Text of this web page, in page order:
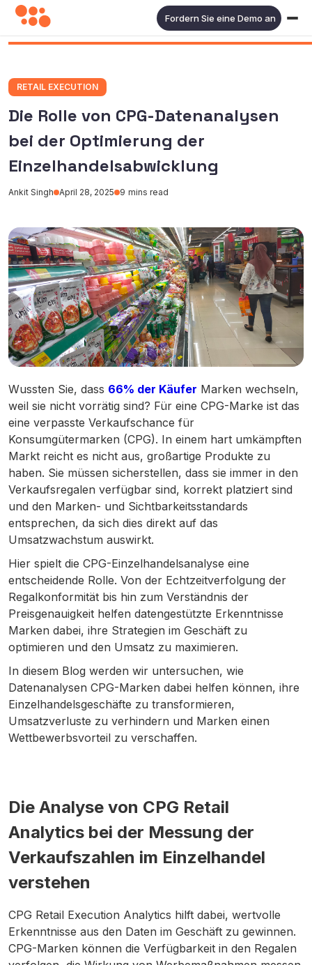
Fordern Sie eine Demo an
RETAIL EXECUTION
Die Rolle von CPG-Datenanalysen
bei der Optimierung der
Einzelhandelsabwicklung
Ankit Singh April 28, 2025 9 mins read
Wussten Sie, dass 66% der Käufer Marken wechseln,
weil sie nicht vorrätig sind? Für eine CPG-Marke ist das
eine verpasste Verkaufschance für
Konsumgütermarken (CPG). In einem hart umkämpften
Markt reicht es nicht aus, großartige Produkte zu
haben. Sie müssen sicherstellen, dass sie immer in den
Verkaufsregalen verfügbar sind, korrekt platziert sind
und den Marken- und Sichtbarkeitsstandards
entsprechen, da sich dies direkt auf das
Umsatzwachstum auswirkt.
Hier spielt die CPG-Einzelhandelsanalyse eine
entscheidende Rolle. Von der Echtzeitverfolgung der
Regalkonformität bis hin zum Verständnis der
Preisgenauigkeit helfen datengestützte Erkenntnisse
Marken dabei, ihre Strategien im Geschäft zu
optimieren und den Umsatz zu maximieren.
In diesem Blog werden wir untersuchen, wie
Datenanalysen CPG-Marken dabei helfen können, ihre
Einzelhandelsgeschäfte zu transformieren,
Umsatzverluste zu verhindern und Marken einen
Wettbewerbsvorteil zu verschaffen.
Die Analyse von CPG Retail
Analytics bei der Messung der
Verkaufszahlen im Einzelhandel
verstehen
CPG Retail Execution Analytics hilft dabei, wertvolle
Erkenntnisse aus den Daten im Geschäft zu gewinnen.
CPG-Marken können die Verfügbarkeit in den Regalen